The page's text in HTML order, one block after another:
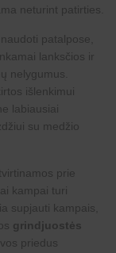
neturint patirties.
patalpose,
lanksčios ir
nelygumus.
išlenkimui
labiausiai
su medžio
prie
kampai turi
supjauti kampais,
grindjuostės
priedus